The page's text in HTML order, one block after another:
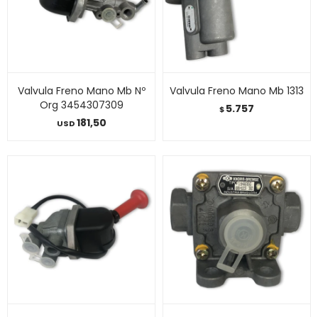
Valvula Freno Mano Mb Nº
Org 3454307309
USD181,50
Valvula Freno Mano Mb 1313
$5.757